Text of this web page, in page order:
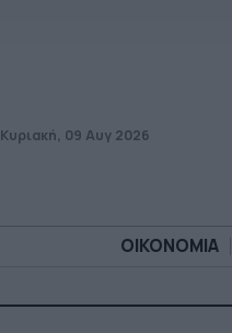
Κυριακή, 09 Αυγ 2026
ΟΙΚΟΝΟΜΙΑ